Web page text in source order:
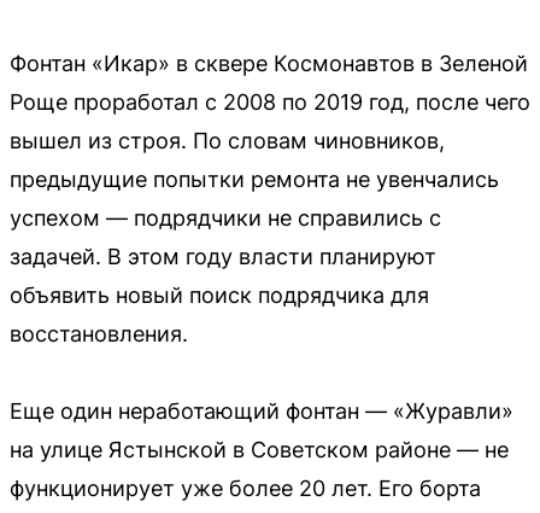
Фонтан «Икар» в сквере Космонавтов в Зеленой
Роще проработал с 2008 по 2019 год, после чего
вышел из строя. По словам чиновников,
предыдущие попытки ремонта не увенчались
успехом — подрядчики не справились с
задачей. В этом году власти планируют
объявить новый поиск подрядчика для
восстановления.
Еще один неработающий фонтан — «Журавли»
на улице Ястынской в Советском районе — не
функционирует уже более 20 лет. Его борта